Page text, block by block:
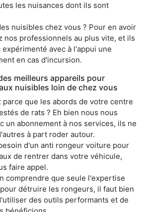
les nuisances dont ils sont
nuisibles chez vous ? Pour en avoir
professionnels au plus vite, et ils
avec à l'appui une
en cas d'incursion.
meilleurs appareils pour
nuisibles loin de chez vous
parce que les abords de votre centre
de rats ? Eh bien nous nous
un abonnement à nos services, ils ne
à part roder autour.
d'un anti rongeur voiture pour
de rentrer dans votre véhicule,
faire appel.
comprendre que seule l'expertise
détruire les rongeurs, il faut bien
des outils performants et de